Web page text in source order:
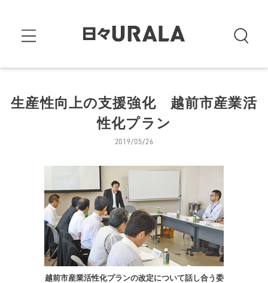
生産性向上の支援強化 越前市産業活
性化プラン
2019/05/26
越前市産業活性化プランの改定について話し合う委